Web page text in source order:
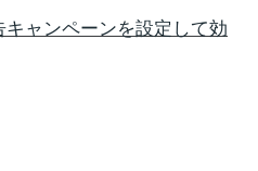
キャンペーンを設定して効